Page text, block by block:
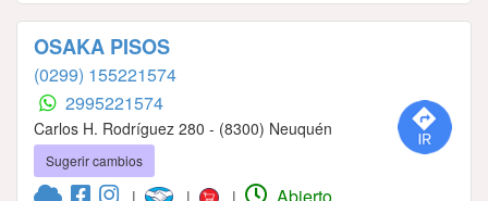
OSAKA PISOS
(0299) 155221574
2995221574
Carlos H. Rodríguez 280 - (8300) Neuquén
Sugerir cambios